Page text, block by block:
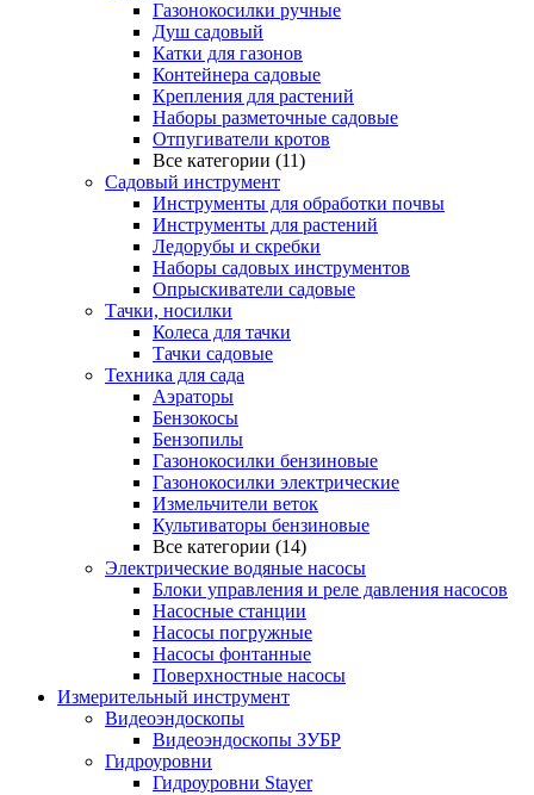
Газонокосилки ручные
Душ садовый
Катки для газонов
Контейнера садовые
Крепления для растений
Наборы разметочные садовые
Отпугиватели кротов
Все категории (11)
Садовый инструмент
Инструменты для обработки почвы
Инструменты для растений
Ледорубы и скребки
Наборы садовых инструментов
Опрыскиватели садовые
Тачки, носилки
Колеса для тачки
Тачки садовые
Техника для сада
Аэраторы
Бензокосы
Бензопилы
Газонокосилки бензиновые
Газонокосилки электрические
Измельчители веток
Культиваторы бензиновые
Все категории (14)
Электрические водяные насосы
Блоки управления и реле давления насосов
Насосные станции
Насосы погружные
Насосы фонтанные
Поверхностные насосы
Измерительный инструмент
Видеоэндоскопы
Видеоэндоскопы ЗУБР
Гидроуровни
Гидроуровни Stayer